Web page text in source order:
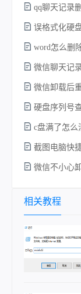
误格式化硬
微信聊天记
硬盘序列号
截图电脑快
微信不小心
相关教程